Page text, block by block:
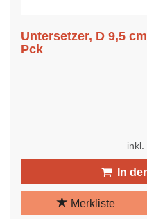
Untersetzer, D 9,5
Pck
inkl.
In
Merkliste